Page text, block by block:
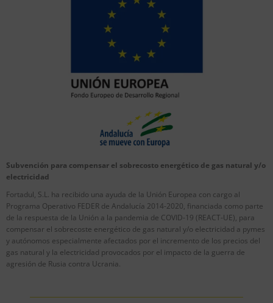
Subvención para compensar el sobrecosto energético de gas natural y/o
electricidad
Fortadul, S.L. ha recibido una ayuda de la Unión Europea con cargo al
Programa Operativo FEDER de Andalucía 2014-2020, financiada como parte
de la respuesta de la Unión a la pandemia de COVID-19 (REACT-UE), para
compensar el sobrecoste energético de gas natural y/o electricidad a pymes
y autónomos especialmente afectados por el incremento de los precios del
gas natural y la electricidad provocados por el impacto de la guerra de
agresión de Rusia contra Ucrania.